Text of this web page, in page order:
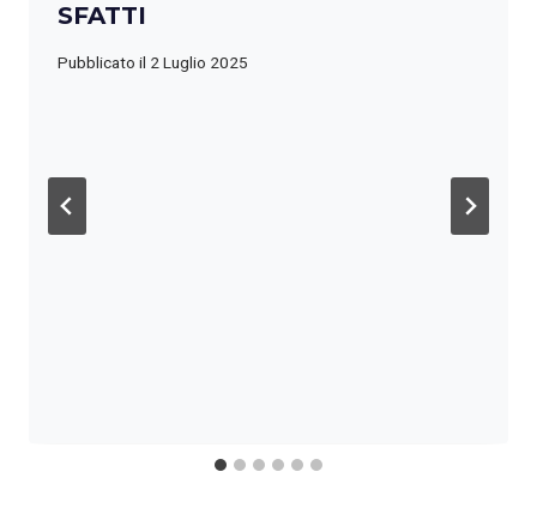
SFATTI
Pubblicato il 2 Luglio 2025